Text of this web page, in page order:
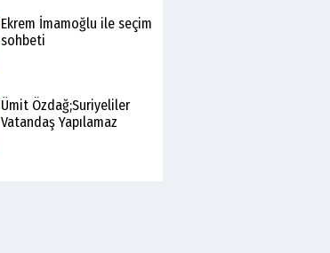
Ekrem İmamoğlu ile seçim
sohbeti
Ümit Özdağ;Suriyeliler
Vatandaş Yapılamaz